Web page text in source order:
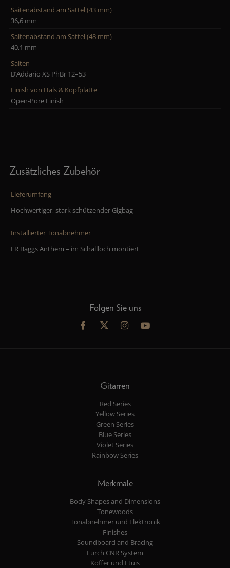
Saitenabstand am Sattel (43 mm)
36,6 mm
Saitenabstand am Sattel (48 mm)
40,1 mm
Saiten
D’Addario XS PhBr 12–53
Finish von Hals & Kopfplatte
Open-Pore Finish
Zusätzliches Zubehör
Lieferumfang
Hochwertiger, stark schützender Gigbag
Installierter Tonabnehmer
LR Baggs Anthem – im Schallloch montiert
Folgen Sie uns
Gitarren
Red Series
Yellow Series
Green Series
Blue Series
Violet Series
Rainbow Series
Merkmale
Body Shapes and Dimensions
Tonewoods
Tonabnehmer und Elektronik
Finishes
Soundboard and Bracing
Furch CNR System
Koffer und Etuis